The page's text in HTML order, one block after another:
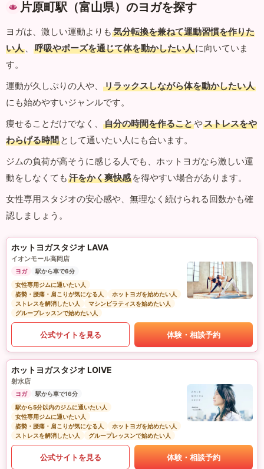
片原町駅（富山県）のヨガを探す
ヨガは、激しい運動よりも 気分転換を兼ねて運動習慣を作りた
い人 、 呼吸やポーズを通じて体を動かしたい人に向いていま
す。
運動が久しぶりの人や、
リラックスしながら体を動かしたい人
にも始めやすいジャンルです。
痩せることだけでなく、
自分の時間を作ることやストレスをや
わらげる時間 として通いたい人にも合います。
ジムの負荷が高そうに感じる人でも、ホットヨガなら激しい運
動をしなくても 汗をかく爽快感 を得やすい場合があります。
女性専用スタジオの安心感や、無理なく続けられる回数かも確
認しましょう。
ホットヨガスタジオ LAVA
イオンモール高岡店
ヨガ
駅から車で6分
女性専用ジムに通いたい人
姿勢・腰痛・肩こりが気になる人
ホットヨガを始めたい人
ストレスを解消したい人
マシンピラティスを始めたい人
グループレッスンで始めたい人
公式サイトを見る 体験・相談予約
ホットヨガスタジオ LOIVE
射水店
ヨガ
駅から車で16分
駅から5分以内のジムに通いたい人
女性専用ジムに通いたい人
姿勢・腰痛・肩こりが気になる人
ホットヨガを始めたい人
ストレスを解消したい人
グループレッスンで始めたい人
公式サイトを見る 体験・相談予約